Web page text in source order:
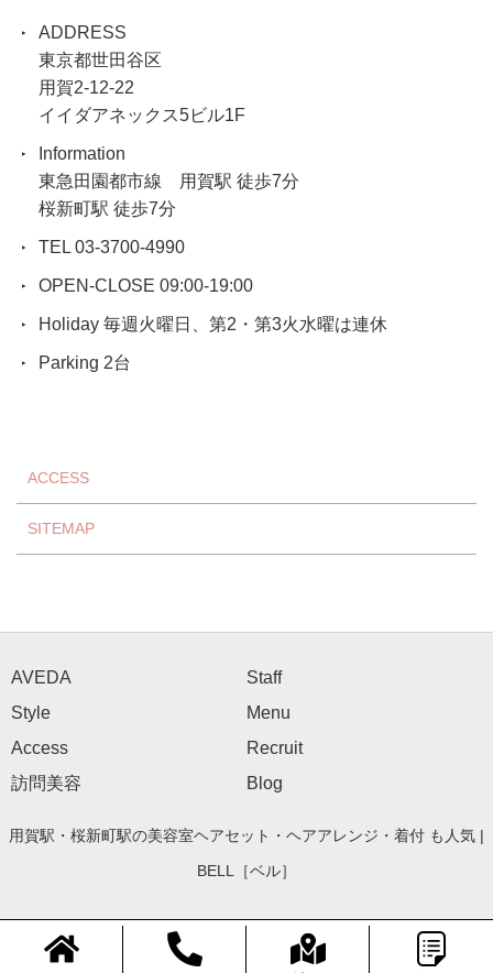
ADDRESS
東京都世田谷区
用賀2-12-22
イイダアネックス5ビル1F
Information
東急田園都市線 用賀駅 徒歩7分
桜新町駅 徒歩7分
TEL 03-3700-4990
OPEN-CLOSE 09:00-19:00
Holiday 毎週火曜日、第2・第3火水曜は連休
Parking 2台
ACCESS
SITEMAP
AVEDA
Staff
Style
Menu
Access
Recruit
訪問美容
Blog
用賀駅・桜新町駅の美容室ヘアセット・ヘアアレンジ・着付 も人気 |
BELL［ベル］